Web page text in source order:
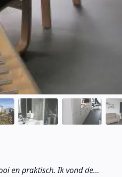
en praktisch. Ik vond de…